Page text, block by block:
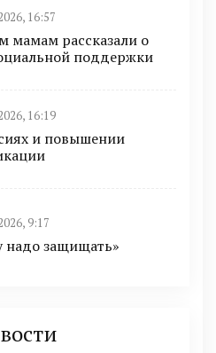
16:57
мамам рассказали о
поддержки
16:19
и повышении
9:17
надо защищать»